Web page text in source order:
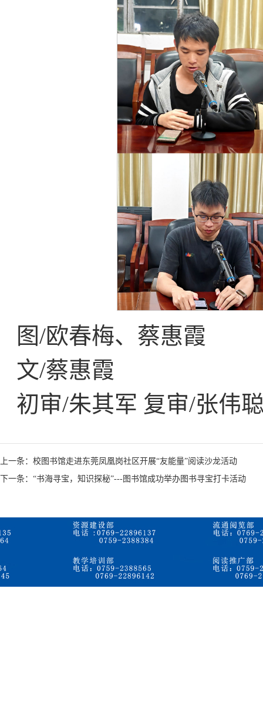
图/欧春梅、蔡惠霞
文/蔡惠霞
初审/朱其军 复审/张伟
上一条：校图书馆走进东莞凤凰岗社区开展“友能量”阅读沙龙活动
下一条：“书海寻宝，知识探秘”---图书馆成功举办图书寻宝打卡活动